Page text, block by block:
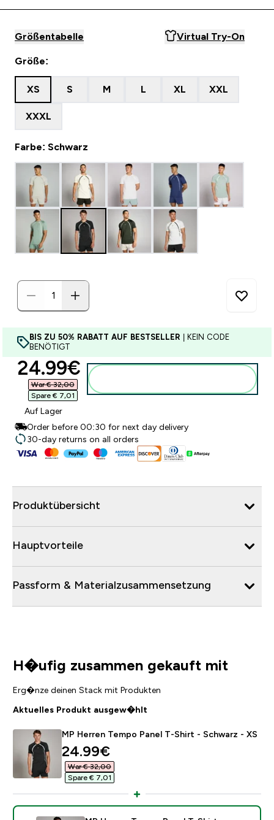
Größentabelle Virtual Try-On
Größe:
XS S M L XL XXL
XXXL
Farbe: Schwarz
BIS ZU 50% RABATT AUF BESTSELLER | KEIN CODE
BENÖTIGT
discounted price
24.99€‎
War € 32,00‎
Spare € 7,01‎
Auf Lager
Order before 00:30 for next day delivery
30-day returns on all orders
Produktübersicht
Hauptvorteile
Passform & Materialzusammensetzung
H�ufig zusammen gekauft mit
Erg�nze deinen Stack mit Produkten
Aktuelles Produkt ausgew�hlt
MP Herren Tempo Panel T-Shirt - Schwarz - XS
discounted price
24.99€‎
War € 32,00‎
Spare € 7,01‎